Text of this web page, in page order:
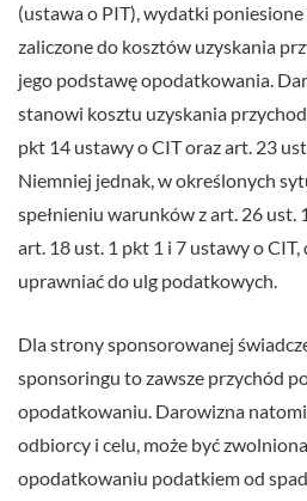
(ustawa o PIT), wydatki
zaliczone do kosztów uzyskania
jego podstawę opodatkowania.
stanowi kosztu uzyskania
pkt 14 ustawy o CIT oraz art. 23
Niemniej jednak, w określonych
spełnieniu warunków z art. 26 ust.
art. 18 ust. 1 pkt 1 i 7 ustawy o
uprawniać do ulg podatkowych.
Dla strony sponsorowanej
sponsoringu to zawsze przychód
opodatkowaniu. Darowizna
odbiorcy i celu, może być
opodatkowaniu podatkiem od